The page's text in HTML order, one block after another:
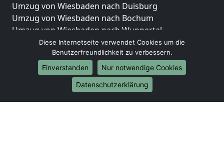
Umzug von Wiesbaden nach Duisburg
Umzug von Wiesbaden nach Bochum
Umzug von Wiesbaden nach Wuppertal
Umzug von Wiesbaden nach Bielefeld
Umzug von Wiesbaden nach Bonn
Umzug von Wiesbaden nach Münster
Internationale-Umzüge
Umzug von Wiesbaden nach Brasilien
Diese Internetseite verwendet Cookies um die
Benutzerfreundlichkeit zu verbessern.
Einverstanden
Nur notwendige Cookies
Datenschutzerklärung